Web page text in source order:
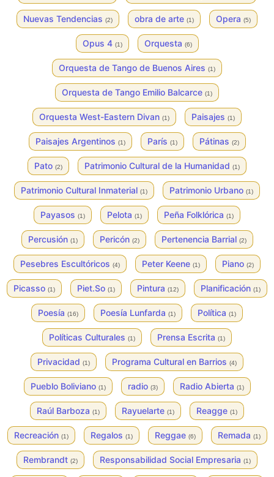
Nuevas Tendencias (2) obra de arte (1) Opera (5)
Opus 4 (1) Orquesta (6)
Orquesta de Tango de Buenos Aires (1)
Orquesta de Tango Emilio Balcarce (1)
Orquesta West-Eastern Divan (1) Paisajes (1)
Paisajes Argentinos (1) París (1) Pátinas (2)
Pato (2) Patrimonio Cultural de la Humanidad (1)
Patrimonio Cultural Inmaterial (1) Patrimonio Urbano (1)
Payasos (1) Pelota (1) Peña Folklórica (1)
Percusión (1) Pericón (2) Pertenencia Barrial (2)
Pesebres Escultóricos (4) Peter Keene (1) Piano (2)
Picasso (1) Piet.So (1) Pintura (12) Planificación (1)
Poesía (16) Poesía Lunfarda (1) Política (1)
Políticas Culturales (1) Prensa Escrita (1)
Privacidad (1) Programa Cultural en Barrios (4)
Pueblo Boliviano (1) radio (3) Radio Abierta (1)
Raúl Barboza (1) Rayuelarte (1) Reagge (1)
Recreación (1) Regalos (1) Reggae (6) Remada (1)
Rembrandt (2) Responsabilidad Social Empresaria (1)